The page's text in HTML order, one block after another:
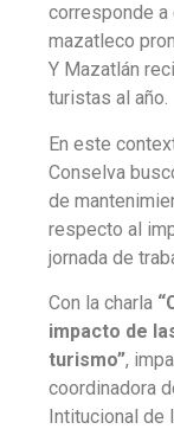
corresponde a
mazatleco
Y Mazatlán
turistas al año.
En este
Conselva
de
respecto al
jornada de
Con la charla
impacto de
turismo”,
coordinadora
Intitucional de